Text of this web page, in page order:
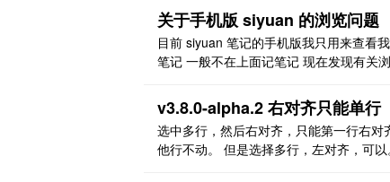
========================= 思源笔记
具栏 - ..
关于手机版 siyuan 的浏览问题
目前 siyuan 笔记的手机版我只用来查看
笔记 一般不在上面记笔记 现在发现有关
页面（类似浏览器）来浏览 而我做的笔记
本里面有文档，文档里面有文档，而
并没有提供返回键 也就是说当我点进一个
中的某个文档，再从文档里面点击进入子
v3.8.0-alpha.2 右对齐只能单行
选中多行，然后右对齐，只能第一行右对
他行不动。 但是选择多行，左对齐，可以。